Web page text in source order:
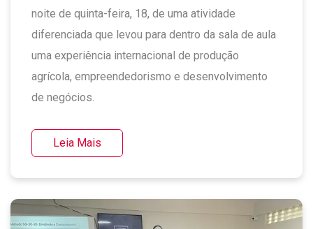
noite de quinta-feira, 18, de uma atividade
diferenciada que levou para dentro da sala de aula
uma experiência internacional de produção
agrícola, empreendedorismo e desenvolvimento
de negócios.
Leia Mais